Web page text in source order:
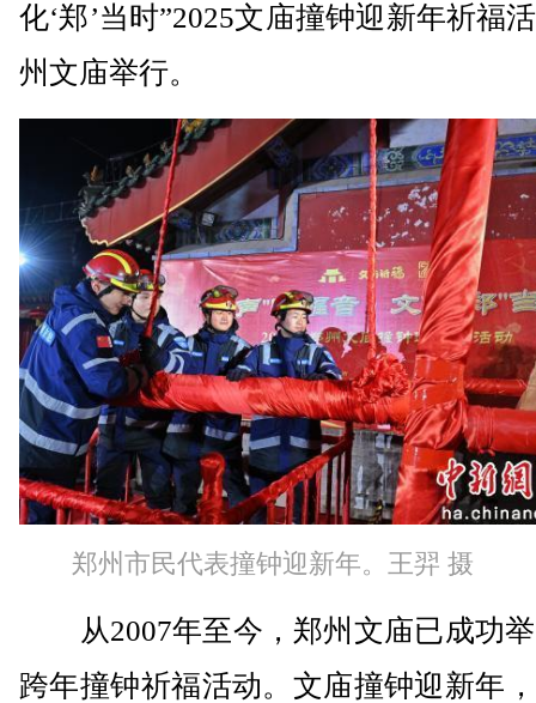
化‘郑’当时”2025文庙撞钟迎新年祈福
州文庙举行。
郑州市民代表撞钟迎新年。王羿 摄
从2007年至今，郑州文庙已成功举
跨年撞钟祈福活动。文庙撞钟迎新年